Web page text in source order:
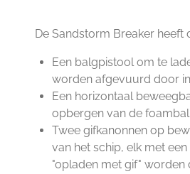
De Sandstorm Breaker heeft
Een balgpistool om te
worden afgevuurd door
Een horizontaal
opbergen van de
Twee gifkanonnen op
van het schip, elk met
"opladen met gif" worden